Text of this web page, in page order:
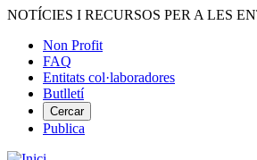
Vés
contingut
NOTÍCIES I RECURSOS PER A LES
Menú
del
compte
d'usuari
Non Profit
FAQ
Entitats col·laboradores
Butlletí
Cercar
Publica